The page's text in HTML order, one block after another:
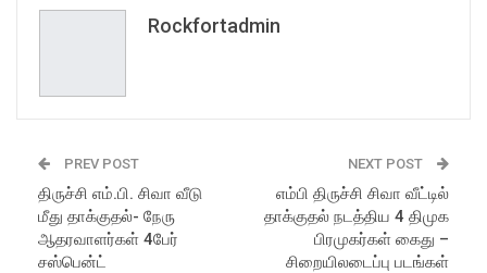
Rockfortadmin
PREV POST
திருச்சி எம்.பி. சிவா வீடு
மீது தாக்குதல்- நேரு
ஆதரவாளர்கள் 4பேர்
சஸ்பென்ட்
NEXT POST
எம்பி திருச்சி சிவா வீட்டில்
தாக்குதல் நடத்திய 4 திமுக
பிரமுகர்கள் கைது –
சிறையிலடைப்பு படங்கள்